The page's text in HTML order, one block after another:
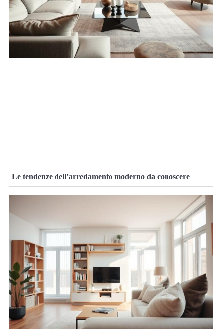
Le tendenze dell’arredamento moderno da conoscere